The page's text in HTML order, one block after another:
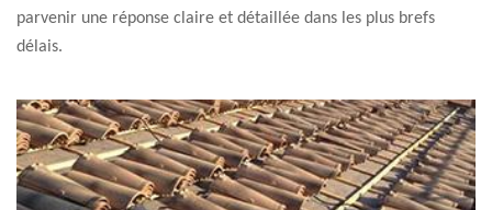
parvenir une réponse claire et détaillée dans les plus brefs
délais.